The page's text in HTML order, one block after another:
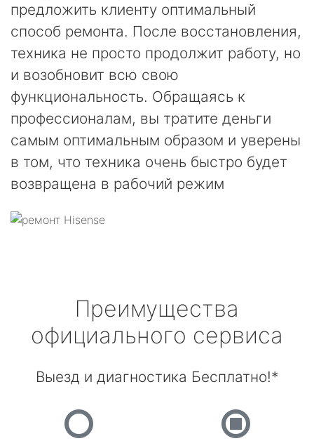
предложить клиенту оптимальный
способ ремонта. После восстановления,
техника не просто продолжит работу, но
и возобновит всю свою
функциональность. Обращаясь к
профессионалам, вы тратите деньги
самым оптимальным образом и уверены
в том, что техника очень быстро будет
возвращена в рабочий режим
Преимущества
официального сервиса
Выезд и диагностика Бесплатно!*